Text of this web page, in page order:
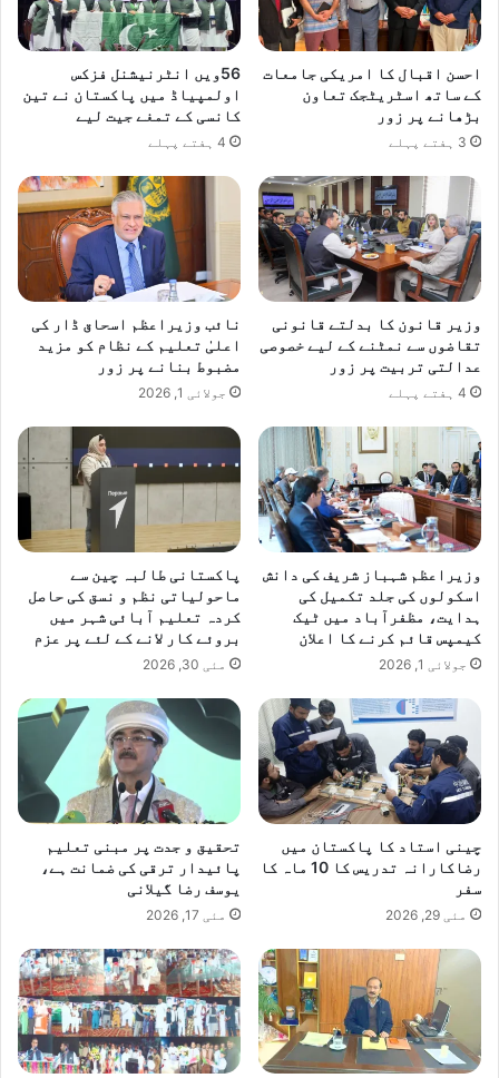
احسن اقبال کا امریکی جامعات
کے ساتھ اسٹریٹجک تعاون
بڑھانے پر زور
3 ہفتے پہلے
​56ویں انٹرنیشنل فزکس
اولمپیاڈ میں پاکستان نے تین
کانسی کے تمغے جیت لیے
4 ہفتے پہلے
وزیر قانون کا بدلتے قانونی
تقاضوں سے نمٹنے کے لیے خصوصی
عدالتی تربیت پر زور
4 ہفتے پہلے
نائب وزیراعظم اسحاق ڈار کی
اعلیٰ تعلیم کے نظام کو مزید
مضبوط بنانے پر زور
جولائی 1, 2026
وزیراعظم شہباز شریف کی دانش
اسکولوں کی جلد تکمیل کی
ہدایت، مظفرآباد میں ٹیک
کیمپس قائم کرنے کا اعلان
جولائی 1, 2026
پاکستانی طالبہ چین سے
ماحولیاتی نظم و نسق کی حاصل
کردہ تعلیم آبائی شہر میں
بروئے کار لانے کے لئے پر عزم
مئی 30, 2026
چینی استاد کا پاکستان میں
رضاکارانہ تدریس کا 10 ماہ کا
سفر
مئی 29, 2026
تحقیق و جدت پر مبنی تعلیم
پائیدار ترقی کی ضمانت ہے،
یوسف رضا گیلانی
مئی 17, 2026